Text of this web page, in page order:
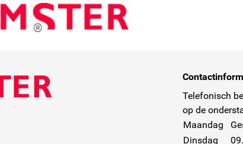
Telefonisch
op de
Maandag
Dinsdag